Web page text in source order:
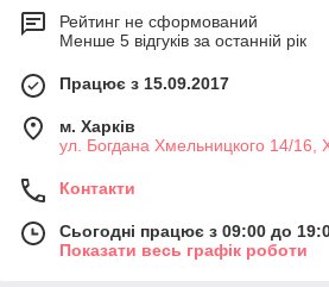
Рейтинг не сформований
Менше 5 відгуків за останній рік
Працює з 15.09.2017
м. Харків
ул. Богдана Хмельницкого 14/16,
Контакти
Сьогодні працює з 09:00 до
Показати весь графік роботи